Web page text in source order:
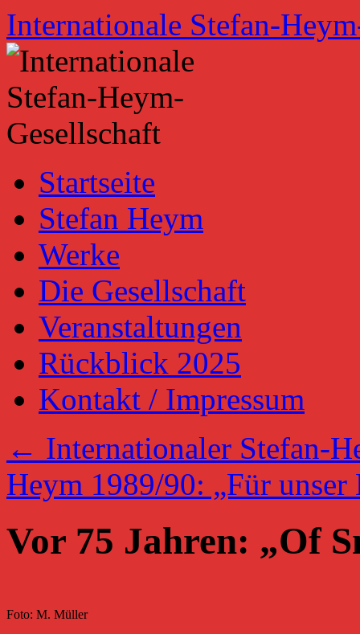
Zum
Inhalt
springen
Internationale Stefan-
Startseite
Stefan Heym
Werke
Die Gesellschaft
Veranstaltungen
Rückblick 2025
Kontakt / Impressum
← Internationaler Stefan-
Heym 1989/90: „Für
Vor 75 Jahren: „Of
Foto: M. Müller